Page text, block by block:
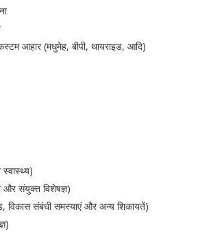
आहार (मधुमेह, बीपी, थायराइड, आदि)
स्वास्थ्य)
और संयुक्त विशेषज्ञ)
विकास संबंधी समस्याएं और अन्य शिकायतें)